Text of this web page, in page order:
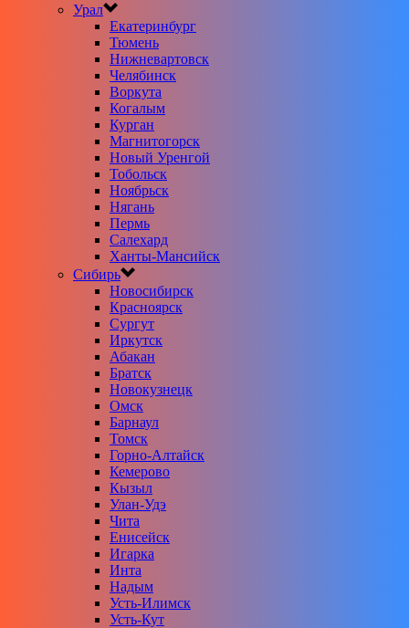
Урал
Екатеринбург
Тюмень
Нижневартовск
Челябинск
Воркута
Когалым
Курган
Магнитогорск
Новый Уренгой
Тобольск
Ноябрьск
Нягань
Пермь
Салехард
Ханты-Мансийск
Сибирь
Новосибирск
Красноярск
Сургут
Иркутск
Абакан
Братск
Новокузнецк
Омск
Барнаул
Томск
Горно-Алтайск
Кемерово
Кызыл
Улан-Удэ
Чита
Енисейск
Игарка
Инта
Надым
Усть-Илимск
Усть-Кут